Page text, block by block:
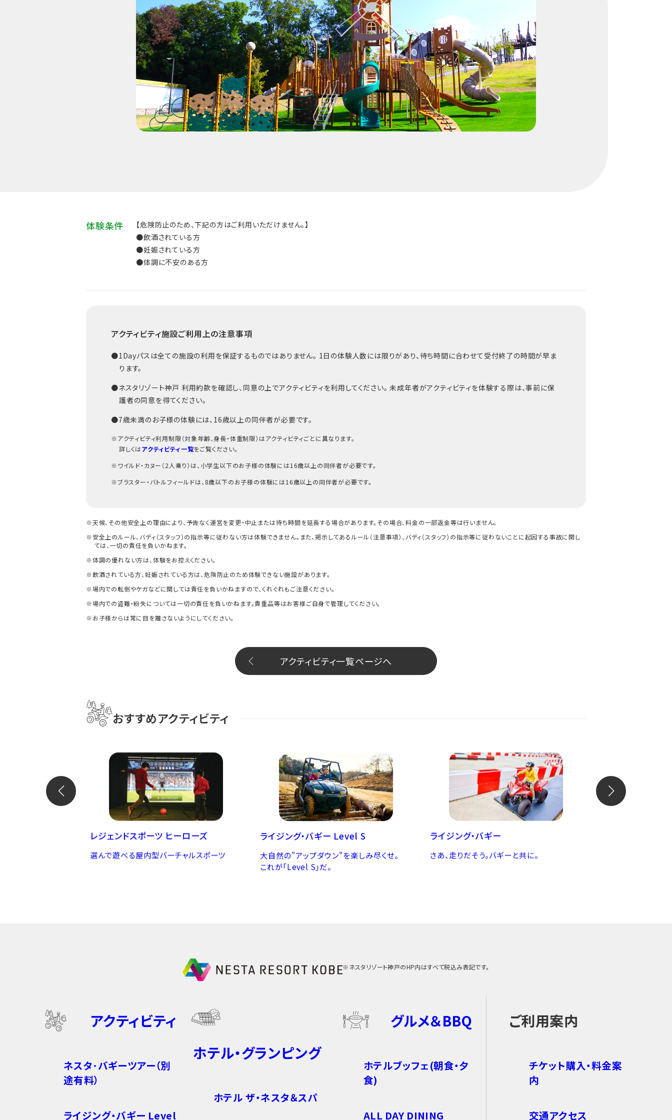
体験条件
【危険防止のため、下記の方はご利用いただけません。】
●飲酒されている方
●妊娠されている方
●体調に不安のある方
アクティビティ施設ご利用上の注意事項
●1Dayパスは全ての施設の利用を保証するものではありません。 1日の体験人数には限りがあり、待ち時間に合わせて受付終了の時間が早ま
ります。
●ネスタリゾート神戸 利用約款を確認し、同意の上でアクティビティを利用してください。 未成年者がアクティビティを体験する際は、事前に保
護者の同意を得てください。
●7歳未満のお子様の体験には、16歳以上の同伴者が必要です。
※アクティビティ利用制限（対象年齢、身長・体重制限）はアクティビティごとに異なります。
詳しくはアクティビティ一覧をご覧ください。
※ワイルド・カヌー（2人乗り）は、小学生以下のお子様の体験には16歳以上の同伴者が必要です。
※ブラスター・バトルフィールドは、8歳以下のお子様の体験には16歳以上の同伴者が必要です。
※天候、その他安全上の理由により、予告なく運営を変更・中止または待ち時間を延長する場合があります。その場合、料金の一部返金等は行いません。
※安全上のルール、バディ（スタッフ）の指示等に従わない方は体験できません。また、掲示してあるルール（注意事項）、バディ（スタッフ）の指示等に従わないことに起因する事故に関し
ては、一切の責任を負いかねます。
※体調の優れない方は、体験をお控えください。
※飲酒されている方、妊娠されている方は、危険防止のため体験できない施設があります。
※場内での転倒やケガなどに関しては責任を負いかねますので、くれぐれもご注意ください。
※場内での盗難・紛失については一切の責任を負いかねます。貴重品等はお客様ご自身で管理してください。
※お子様からは常に目を離さないようにしてください。
アクティビティ一覧ページへ
おすすめアクティビティ
レジェンドスポーツ ヒーローズ
選んで遊べる屋内型バーチャルスポーツ
ライジング・バギー Level S
大自然の"アップダウン"を楽しみ尽くせ。
これが「Level S」だ。
ライジング・バギー
さあ、走りだそう。バギーと共に。
※ネスタリゾート神戸のHP内はすべて税込み表記です。
アクティビティ
ネスタ･バギーツアー（別
途有料）
ライジング・バギー Level
ホテル・グランピング
ホテル ザ・ネスタ＆スパ
グルメ＆BBQ
ホテルブッフェ(朝食・夕
食)
ALL DAY DINING
ご利用案内
チケット購入・料金案
内
交通アクセス